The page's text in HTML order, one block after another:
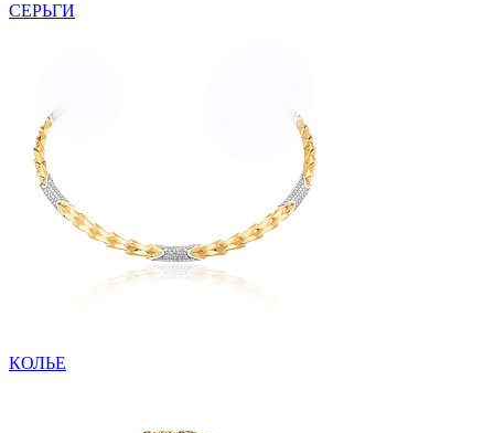
СЕРЬГИ
КОЛЬЕ